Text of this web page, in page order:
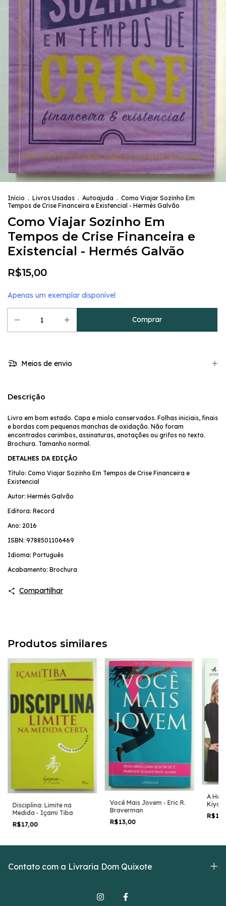
Início . Livros Usados . Autoajuda . Como Viajar Sozinho Em
Tempos de Crise Financeira e Existencial - Hermés Galvão
Como Viajar Sozinho Em
Tempos de Crise Financeira e
Existencial - Hermés Galvão
R$15,00
Apenas um exemplar disponível
Meios de envio
Descrição
Livro em bom estado. Capa e miolo conservados. Folhas iniciais, finais
e bordas com pequenas manchas de oxidação. Não foram
encontrados carimbos, assinaturas, anotações ou grifos no texto.
Brochura. Tamanho normal.
DETALHES DA EDIÇÃO
Título: Como Viajar Sozinho Em Tempos de Crise Financeira e
Existencial
Autor: Hermés Galvão
Editora: Record
Ano: 2016
ISBN: 9788501106469
Idioma: Português
Acabamento: Brochura
Compartilhar
Produtos similares
Disciplina: Limite na
Medida - Içami Tiba
R$17,00
Você Mais Jovem - Eric R.
Braverman
R$13,00
A
Contato com a Livraria Dom Quixote